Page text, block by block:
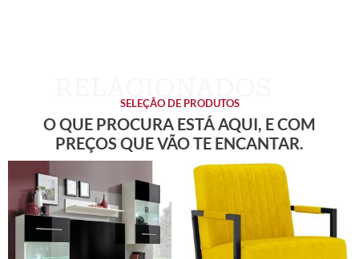
SELEÇÃO DE PRODUTOS
O QUE PROCURA ESTÁ AQUI, E COM
PREÇOS QUE VÃO TE ENCANTAR.